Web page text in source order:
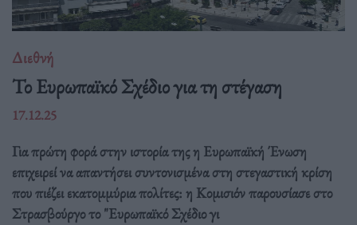
Διεθνή
Το Ευρωπαϊκό Σχέδιο για τη στέγαση
17.12.25
Για πρώτη φορά στην ιστορία της η Ευρωπαϊκή Ένωση
επιχειρεί να απαντήσει συντονισμένα στη στεγαστική κρίση
που πιέζει εκατομμύρια πολίτες: η Κομισιόν παρουσίασε στο
Στρασβούργο το "Ευρωπαϊκό Σχέδιο γι